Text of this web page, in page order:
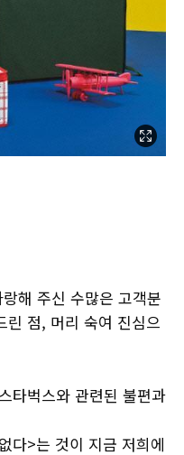
해 주신 수많은 고객분
린 점, 머리 숙여 진심으
타벅스와 관련된 불편과
다>는 것이 지금 저희에